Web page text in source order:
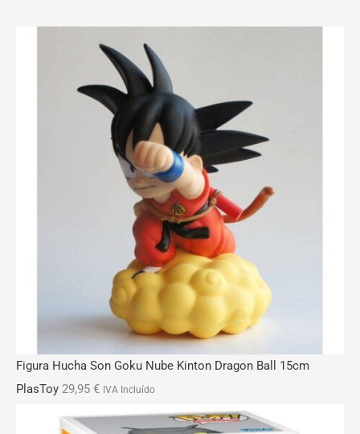
Figura Hucha Son Goku Nube Kinton Dragon Ball 15cm
PlasToy 29,95 € IVA Incluído